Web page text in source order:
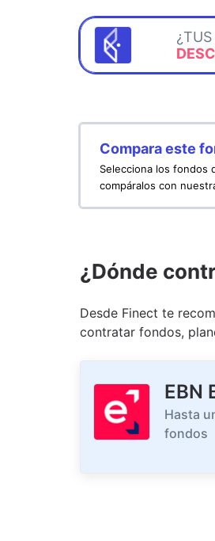
Compara este
Selecciona los fondos
compáralos con
¿Dónde
Desde Finect te
contratar fondos,
EBN
Hasta
fondos